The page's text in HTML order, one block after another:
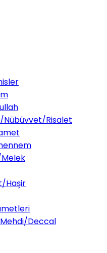
Risalet
Haşir
Deccal